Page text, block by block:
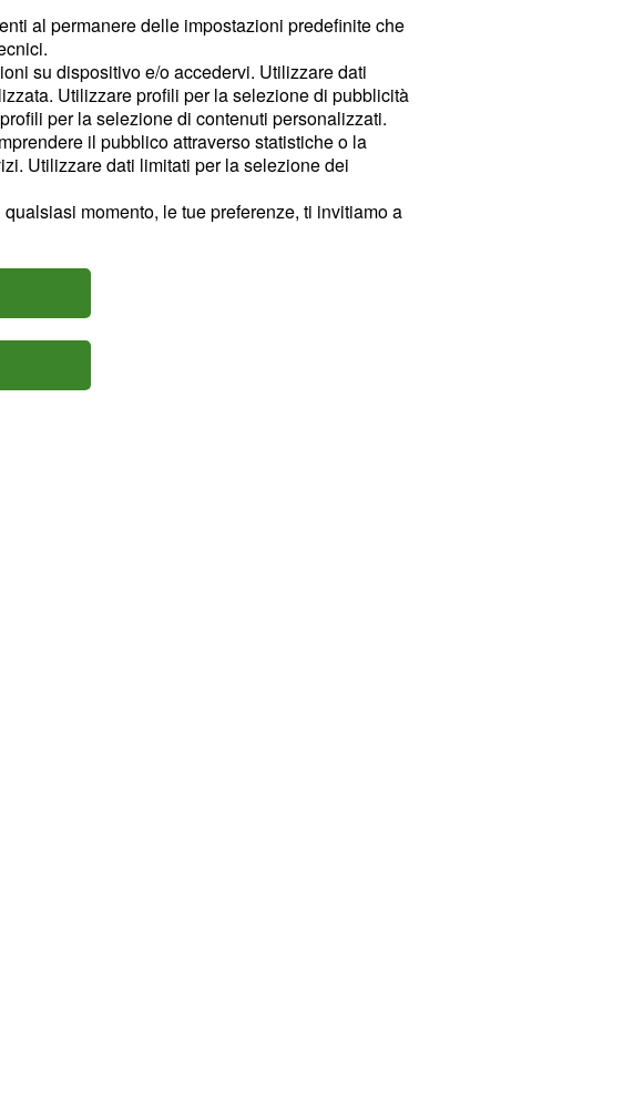
al permanere delle impostazioni predefinite che
su dispositivo e/o accedervi. Utilizzare dati
Utilizzare profili per la selezione di pubblicità
per la selezione di contenuti personalizzati.
il pubblico attraverso statistiche o la
Utilizzare dati limitati per la selezione dei
momento, le tue preferenze, ti invitiamo a